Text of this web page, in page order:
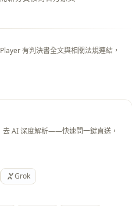
有判決書全文與相關法規連結，
AI 深度解析——快速問一鍵直送，
Grok